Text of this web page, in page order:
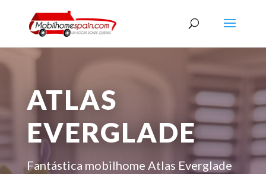
ATLAS
EVERGLADE
Fantástica mobilhome Atlas Everglade